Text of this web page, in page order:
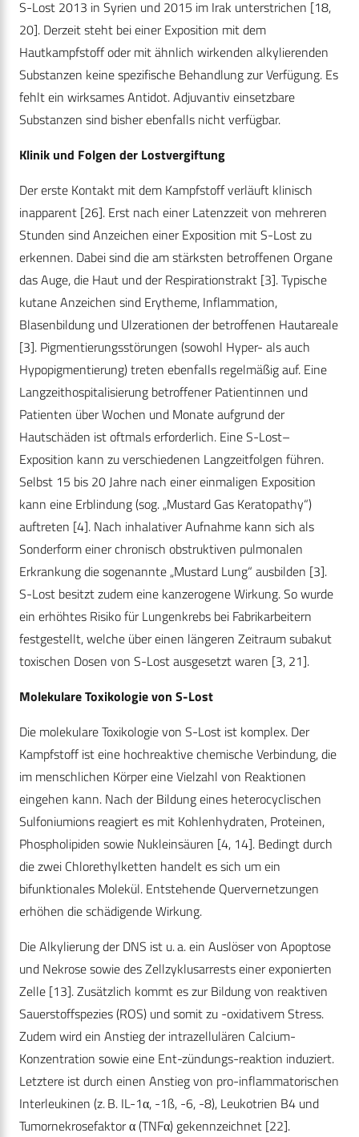
S-Lost 2013 in Syrien und 2015 im Irak unterstrichen [18,
20]. Derzeit steht bei einer Exposition mit dem
Hautkampfstoff oder mit ähnlich wirkenden alkylierenden
Substanzen keine spezifische Behandlung zur Verfügung. Es
fehlt ein wirksames Antidot. Adjuvantiv einsetzbare
Substanzen sind bisher ebenfalls nicht verfügbar.
Klinik und Folgen der Lostvergiftung
Der erste Kontakt mit dem Kampfstoff verläuft klinisch
inapparent [26]. Erst nach einer Latenzzeit von mehreren
Stunden sind Anzeichen einer Exposition mit S-Lost zu
erkennen. Dabei sind die am stärksten betroffenen Organe
das Auge, die Haut und der Respirationstrakt [3]. Typische
kutane Anzeichen sind Erytheme, Inflammation,
Blasenbildung und Ulzerationen der betroffenen Hautareale
[3]. Pigmentierungsstörungen (sowohl Hyper- als auch
Hypopigmentierung) treten ebenfalls regelmäßig auf. Eine
Langzeithospitalisierung betroffener Patientinnen und
Patienten über Wochen und Monate aufgrund der
Hautschäden ist oftmals erforderlich. Eine S-Lost–
Exposition kann zu verschiedenen Langzeitfolgen führen.
Selbst 15 bis 20 Jahre nach einer einmaligen Exposition
kann eine Erblindung (sog. „Mustard Gas Keratopathy“)
auftreten [4]. Nach inhalativer Aufnahme kann sich als
Sonderform einer chronisch obstruktiven pulmonalen
Erkrankung die sogenannte „Mustard Lung“ ausbilden [3].
S-Lost besitzt zudem eine kanzerogene Wirkung. So wurde
ein erhöhtes Risiko für Lungenkrebs bei Fabrikarbeitern
festgestellt, welche über einen längeren Zeitraum subakut
toxischen Dosen von S-Lost ausgesetzt waren [3, 21].
Molekulare Toxikologie von S-Lost
Die molekulare Toxikologie von S-Lost ist komplex. Der
Kampfstoff ist eine hochreaktive chemische Verbindung, die
im menschlichen Körper eine Vielzahl von Reaktionen
eingehen kann. Nach der Bildung eines heterocyclischen
Sulfoniumions reagiert es mit Kohlenhydraten, Proteinen,
Phospholipiden sowie Nukleinsäuren [4, 14]. Bedingt durch
die zwei Chlorethylketten handelt es sich um ein
bifunktionales Molekül. Entstehende Quervernetzungen
erhöhen die schädigende Wirkung.
Die Alkylierung der DNS ist u. a. ein Auslöser von Apoptose
und Nekrose sowie des Zellzyklusarrests einer exponierten
Zelle [13]. Zusätzlich kommt es zur Bildung von reaktiven
Sauerstoffspezies (ROS) und somit zu -oxidativem Stress.
Zudem wird ein Anstieg der intrazellulären Calcium-
Konzentration sowie eine Ent-zündungs-reaktion induziert.
Letztere ist durch einen Anstieg von pro-inflammatorischen
Interleukinen (z. B. IL-1α, -1ß, -6, -8), Leukotrien B4 und
Tumornekrosefaktor α (TNFα) gekennzeichnet [22].